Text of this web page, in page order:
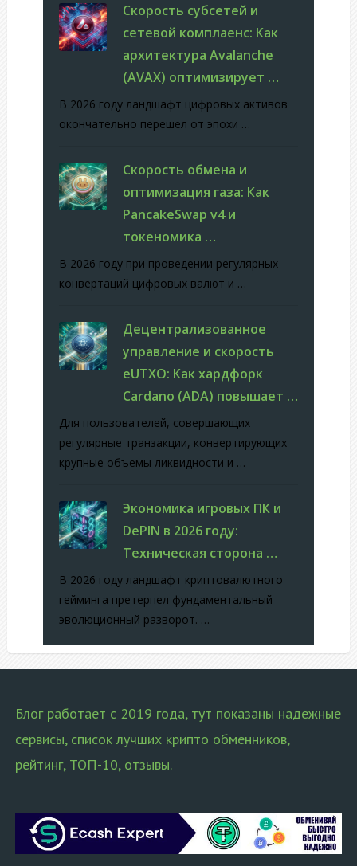
Скорость субсетей и
сетевой комплаенс: Как
архитектура Avalanche
(AVAX) оптимизирует …
В 2026 году ландшафт цифровых активов
окончательно перешел от эпохи …
Скорость обмена и
оптимизация газа: Как
PancakeSwap v4 и
токеномика …
В 2026 году при проведении регулярных
конвертаций цифровых валют и …
Децентрализованное
управление и скорость
eUTXO: Как хардфорк
Cardano (ADA) повышает …
Для пользователей, совершающих
регулярные транзакции, конвертирующих
крупные объемы ликвидности и …
Экономика игровых ПК и
DePIN в 2026 году:
Техническая сторона …
В 2026 году ландшафт криптовалютного
гейминга претерпел фундаментальный
эволюционный разворот. …
Блог работает с 2019 года, тут показаны надежные
сервисы, список лучших крипто обменников,
рейтинг, ТОП-10, отзывы.